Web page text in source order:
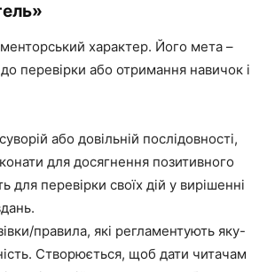
характер. Його мета –
перевірки або отримання навичок і
або довільній послідовності,
для досягнення позитивного
для перевірки своїх дій у вирішенні
правила, які регламентують яку-
Створюється, щоб дати читачам